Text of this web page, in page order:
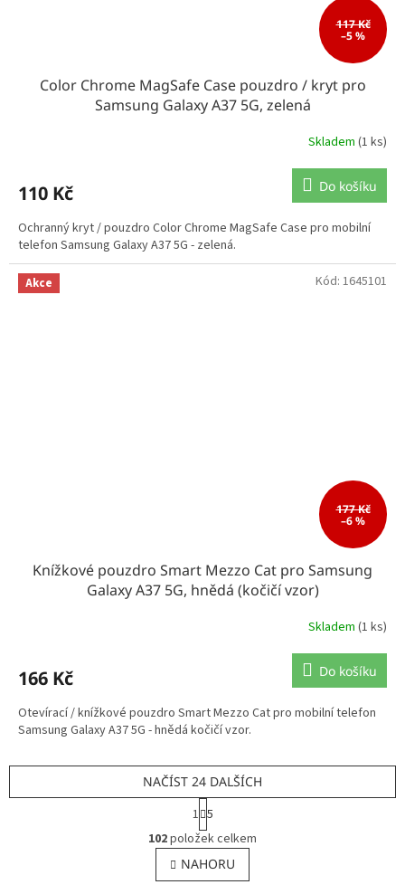
117 Kč
–5 %
Color Chrome MagSafe Case pouzdro / kryt pro
Samsung Galaxy A37 5G, zelená
Skladem (1 ks)
110 Kč Do košíku
Ochranný kryt / pouzdro Color Chrome MagSafe Case pro mobilní
telefon Samsung Galaxy A37 5G - zelená.
Akce
177 Kč
–6 %
Knížkové pouzdro Smart Mezzo Cat pro Samsung
Galaxy A37 5G, hnědá (kočičí vzor)
Skladem (1 ks)
166 Kč Do košíku
Otevírací / knížkové pouzdro Smart Mezzo Cat pro mobilní telefon
Samsung Galaxy A37 5G - hnědá kočičí vzor.
Kód: 1645101
O
v
l
á
NAČÍST 24 DALŠÍCH
S
t
r
á
n
k
1 5
102položek celkem
NAHORU